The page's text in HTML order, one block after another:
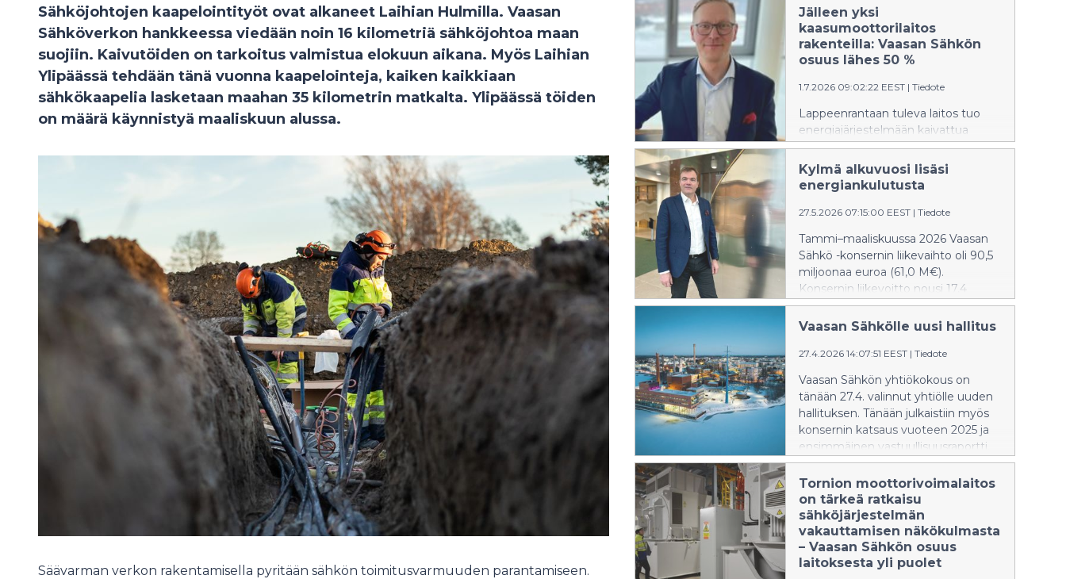
Sähköjohtojen kaapelointityöt ovat alkaneet Laihian Hulmilla. Vaasan
Sähköverkon hankkeessa viedään noin 16 kilometriä sähköjohtoa maan
suojiin. Kaivutöiden on tarkoitus valmistua elokuun aikana. Myös Laihian
Ylipäässä tehdään tänä vuonna kaapelointeja, kaiken kaikkiaan
sähkökaapelia lasketaan maahan 35 kilometrin matkalta. Ylipäässä töiden
on määrä käynnistyä maaliskuun alussa.
Säävarman verkon rakentamisella pyritään sähkön toimitusvarmuuden parantamiseen.
Jälleen yksi
kaasumoottorilaitos
rakenteilla: Vaasan Sähkön
osuus lähes 50 %
1.7.2026 09:02:22 EEST | Tiedote
Lappeenrantaan tuleva laitos tuo
energiajärjestelmään kaivattua
joustoa. Vaasan Sähkö investoi
osana EPV Energian yhteishanketta
uuteen
kaasumoottorivoimalaitokseen
Lappeenrannassa. Laitoksen avulla
sähköntuotantoa erilaisten
häiriöiden ja vaikeasti
ennustettavien sääolosuhteiden
aikana.
Kylmä alkuvuosi lisäsi
energiankulutusta
27.5.2026 07:15:00 EEST | Tiedote
Tammi–maaliskuussa 2026 Vaasan
Sähkö -konsernin liikevaihto oli 90,5
miljoonaa euroa (61,0 M€).
Konsernin liikevoitto nousi 17,4
miljoonaan euroon (7,2 M€).
Konsernin liikevoittoprosentti oli 19,2
nousi 57,6 prosenttiin (54,0 %).
Bruttoinvestointien määrä nousi
hiukan edellisvuodesta ollen 4,6
miljoonaa euroa (4,5 M€).
Vaasan Sähkölle uusi hallitus
27.4.2026 14:07:51 EEST | Tiedote
Vaasan Sähkön yhtiökokous on
tänään 27.4. valinnut yhtiölle uuden
hallituksen. Tänään julkaistiin myös
konsernin katsaus vuoteen 2025 ja
ensimmäinen vastuullisuusraportti.
Tornion moottorivoimalaitos
on tärkeä ratkaisu
sähköjärjestelmän
vakauttamisen näkökulmasta
– Vaasan Sähkön osuus
laitoksesta yli puolet